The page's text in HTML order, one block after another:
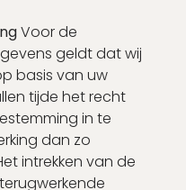
Voor de
geldt dat wij
basis van uw
tijde het recht
in te
dan zo
intrekken van de